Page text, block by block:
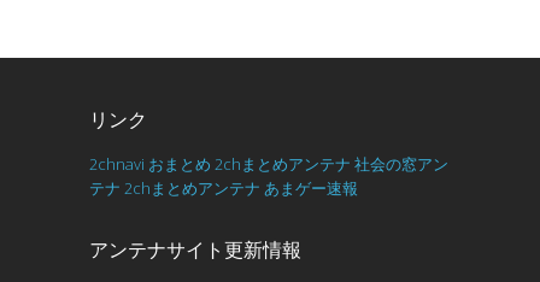
リンク
2chnavi おまとめ 2chまとめアンテナ 社会の窓アン
テナ 2chまとめアンテナ あまゲー速報
アンテナサイト更新情報